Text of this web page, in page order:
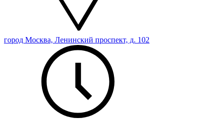
город Москва, Ленинский проспект, д. 102